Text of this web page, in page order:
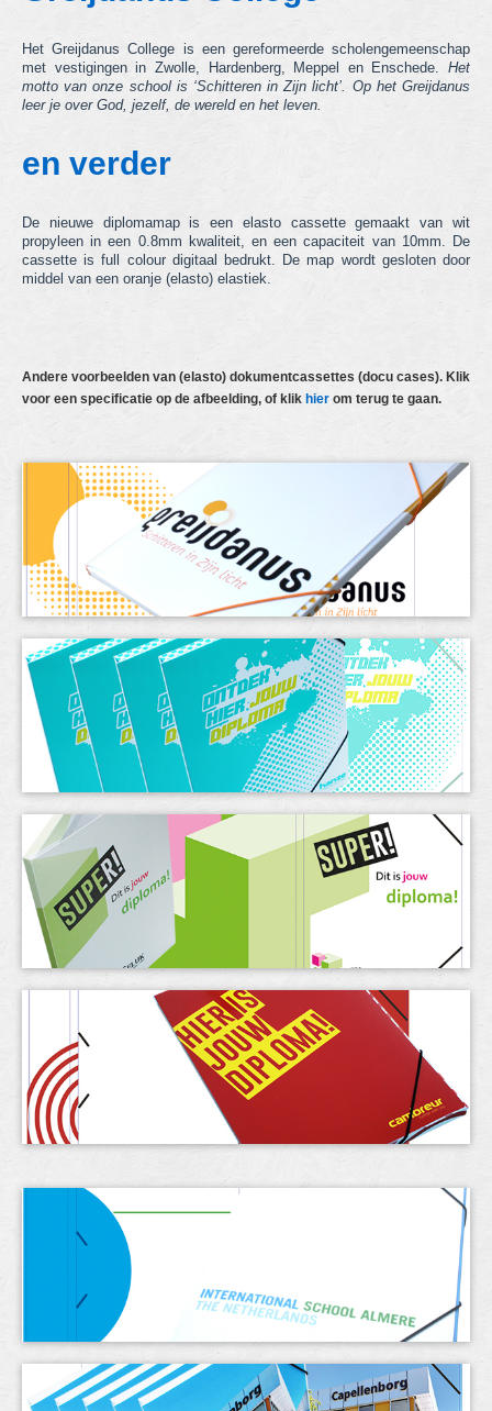
ringbandmappen
dossiermappen
showtasmappen
tabbladen
voorraad & "Kids with a Name" items
actie producten
& meer
t-shirts
dozen
tassen
contact
Het Greijdanus College is een gereformeerde scholengemeenschap
met vestigingen in Zwolle, Hardenberg, Meppel en Enschede. Het
motto van onze school is ‘Schitteren in Zijn licht’. Op het Greijdanus
leer je over God, jezelf, de wereld en het leven.
en verder
De nieuwe diplomamap is een elasto cassette gemaakt van wit
propyleen in een 0.8mm kwaliteit, en een capaciteit van 10mm. De
cassette is full colour digitaal bedrukt. De map wordt gesloten door
middel van een oranje (elasto) elastiek.
Andere voorbeelden van (elasto) dokumentcassettes (docu cases). Klik
voor een specificatie op de afbeelding, of klik hier om terug te gaan.